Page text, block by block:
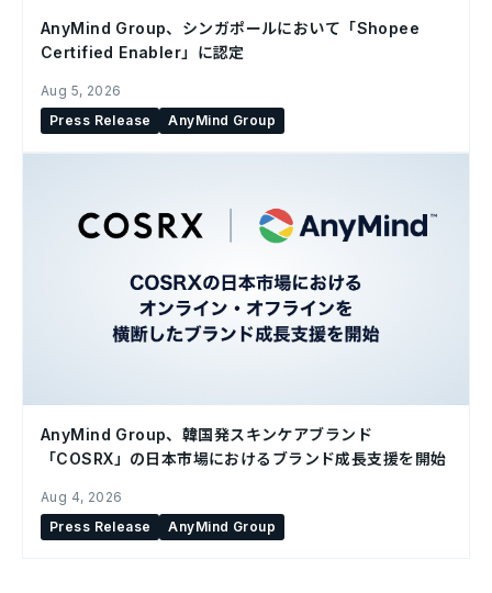
AnyMind Group、シンガポールにおいて「Shopee
Certified Enabler」に認定
Aug 5, 2026
Press Release
AnyMind Group
AnyMind Group、韓国発スキンケアブランド
「COSRX」の日本市場におけるブランド成長支援を開始
Aug 4, 2026
Press Release
AnyMind Group